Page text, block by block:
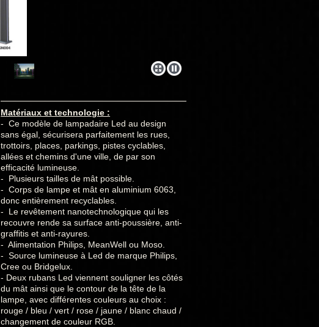
Matériaux et technologie :
- Ce modèle de lampadaire Led au design
sans égal, sécurisera parfaitement les rues,
trottoirs, places, parkings, pistes cyclables,
allées et chemins d'une ville, de par son
efficacité lumineuse.
- Plusieurs tailles de mât possible.
- Corps de lampe et mât en aluminium 6063,
donc entièrement recyclables.
- Le revêtement nanotechnologique qui les
recouvre rende sa surface anti-poussière, anti-
graffitis et anti-rayures.
- Alimentation Philips, MeanWell ou Moso.
- Source lumineuse à Led de marque Philips,
Cree ou Bridgelux.
- Deux rubans Led viennent souligner les côtés
du mât ainsi que le contour de la tête de la
lampe, avec différentes couleurs au choix :
rouge / bleu / vert / rose / jaune / blanc chaud /
changement de couleur RGB.